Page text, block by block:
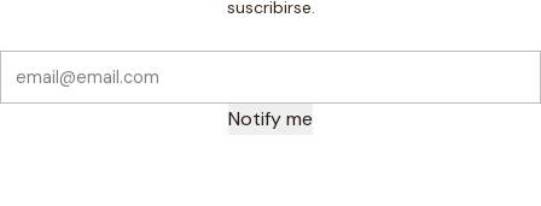
suscribirse.
Notify me